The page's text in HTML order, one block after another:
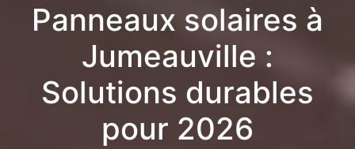
Panneaux solaires à
Jumeauville :
Solutions durables
pour 2026